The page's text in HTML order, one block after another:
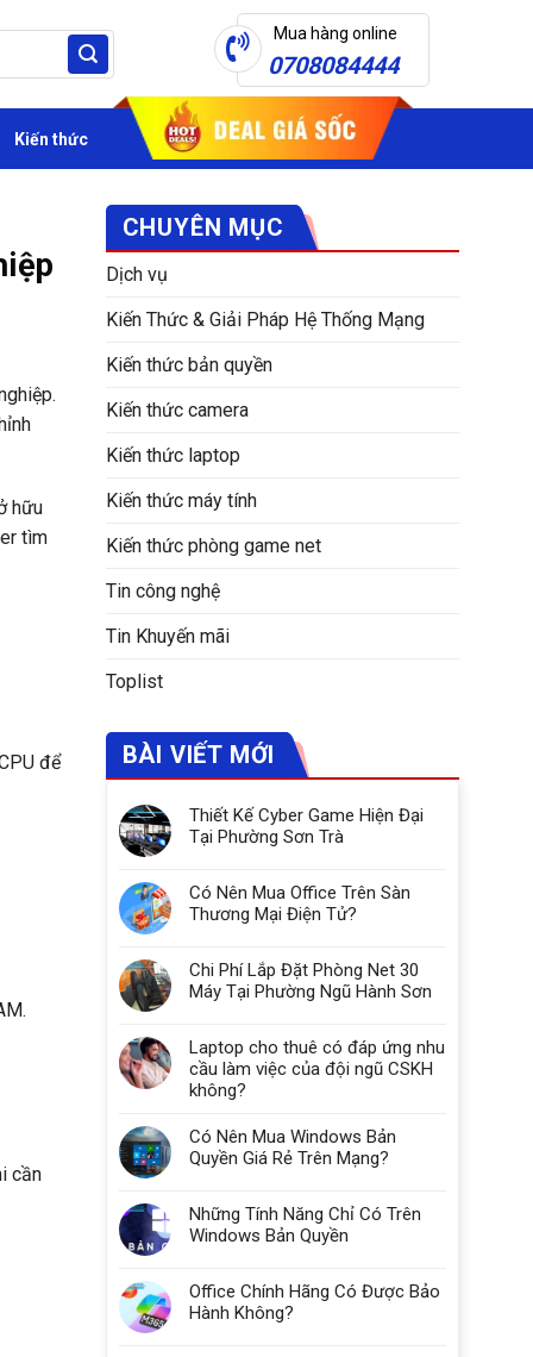
Mua hàng online
0708084444
Kiến thức
hữu
tìm
để
cần
CHUYÊN MỤC
Dịch vụ
Kiến Thức & Giải Pháp Hệ Thống Mạng
Kiến thức bản quyền
Kiến thức camera
Kiến thức laptop
Kiến thức máy tính
Kiến thức phòng game net
Tin công nghệ
Tin Khuyến mãi
Toplist
BÀI VIẾT MỚI
Thiết Kế Cyber Game Hiện Đại
Tại Phường Sơn Trà
Có Nên Mua Office Trên Sàn
Thương Mại Điện Tử?
Chi Phí Lắp Đặt Phòng Net 30
Máy Tại Phường Ngũ Hành Sơn
Laptop cho thuê có đáp ứng nhu
cầu làm việc của đội ngũ CSKH
không?
Có Nên Mua Windows Bản
Quyền Giá Rẻ Trên Mạng?
Những Tính Năng Chỉ Có Trên
Windows Bản Quyền
Office Chính Hãng Có Được Bảo
Hành Không?